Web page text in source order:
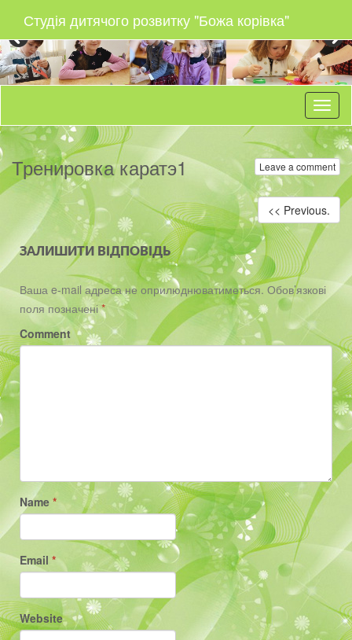
Студія дитячого розвитку "Божа корівка"
Leave a comment
Тренировка каратэ1
<< Previous.
ЗАЛИШИТИ ВІДПОВІДЬ
Ваша e-mail адреса не оприлюднюватиметься. Обов’язкові
поля позначені*
Comment
Name *
Email *
Website